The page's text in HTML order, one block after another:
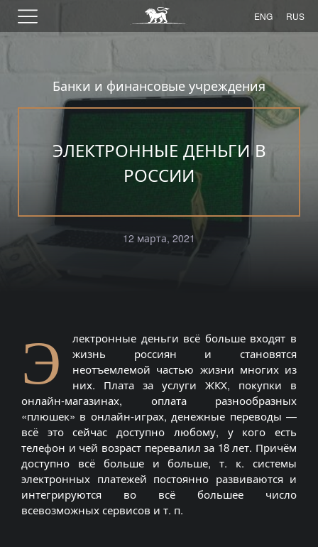
ENG RUS
Банки и финансовые учреждения
ЭЛЕКТРОННЫЕ ДЕНЬГИ В
РОССИИ
12 марта, 2021
Э
лектронные деньги всё больше входят в
жизнь россиян и становятся
неотъемлемой частью жизни многих из
них. Плата за услуги ЖКХ, покупки в
онлайн-магазинах, оплата разнообразных
«плюшек» в онлайн-играх, денежные переводы —
всё это сейчас доступно любому, у кого есть
телефон и чей возраст перевалил за 18 лет. Причём
доступно всё больше и больше, т. к. системы
электронных платежей постоянно развиваются и
интегрируются во всё большее число
всевозможных сервисов и т. п.